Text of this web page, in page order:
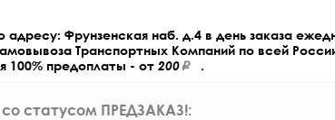
адресу: Фрунзенская наб. д.4 в день заказа
Транспортных Компаний по всей
100% предоплаты - от 200 .
статусом ПРЕДЗАКАЗ!: